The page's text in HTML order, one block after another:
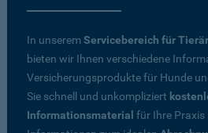
In unseremServicebereich für
bieten wir Ihnen verschiedene
Versicherungsprodukte für Hunde
Sie schnell und unkompliziert
Informationsmaterial für Ihre